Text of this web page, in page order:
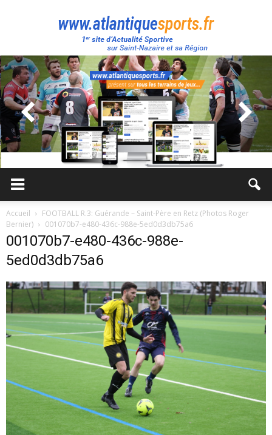
Atlantique
Sport
Accueil
FOOTBALL R.3: Guérande – Saint-Père en Retz (Photos Roger
Bernier)
001070b7-e480-436c-988e-5ed0d3db75a6
001070b7-e480-436c-988e-
5ed0d3db75a6